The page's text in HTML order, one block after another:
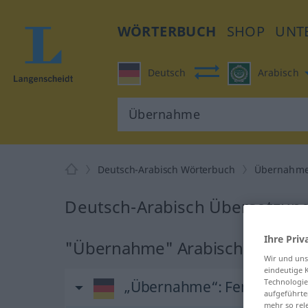
WÖRTERBUCH SHOP
Deutsch Arabisch
Deutsch-Arabisch Wörterbuch
Deutsch-Arabisch
"Übernahme" Arabisch
„Übernahme“: Femininum
Ihre
Wir und
eindeutige
mehr so